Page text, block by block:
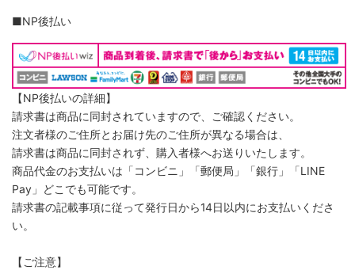
■NP後払い
【NP後払いの詳細】
請求書は商品に同封されていますので、ご確認ください。
注文者様のご住所とお届け先のご住所が異なる場合は、
請求書は商品に同封されず、購入者様へお送りいたします。
商品代金のお支払いは「コンビニ」「郵便局」「銀行」「LINE
Pay」どこでも可能です。
請求書の記載事項に従って発行日から14日以内にお支払いくださ
い。
【ご注意】